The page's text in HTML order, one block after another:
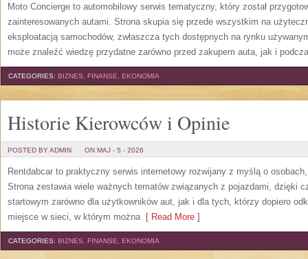
Moto Concierge to automobilowy serwis tematyczny, który został
zainteresowanych autami. Strona skupia się przede wszystkim na
eksploatacją samochodów, zwłaszcza tych dostępnych na rynku
może znaleźć wiedzę przydatne zarówno przed zakupem auta, jak i
CATEGORIES: BIZNES, FINANSE, EKONOMIA
Historie Kierowców i Opinie
POSTED BY ADMIN ON MAJ - 5 - 2026
Rentdabcar to praktyczny serwis internetowy rozwijany z myślą o
Strona zestawia wiele ważnych tematów związanych z pojazdami, dzięki
startowym zarówno dla użytkowników aut, jak i dla tych, którzy dopiero
miejsce w sieci, w którym można[ Read More ]
CATEGORIES: BIZNES, FINANSE, EKONOMIA